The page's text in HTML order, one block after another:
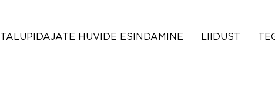
TALUPIDAJATE HUVIDE ESINDAMINE LIIDUST